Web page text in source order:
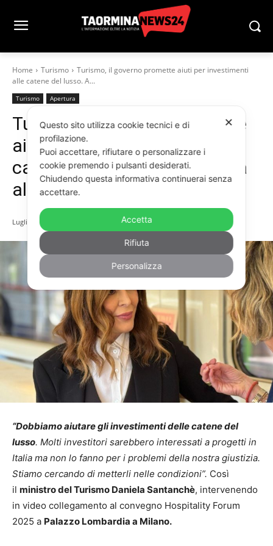
Home Turismo
Turismo, il governo promette aiuti per investimenti
alle catene del lusso. A...
Turismo Apertura
Turismo, il governo promette
aiuti per investimenti alle
catene del lusso. A Taormina
altri big in arrivo
Luglio 10, 2025
“Dobbiamo aiutare gli investimenti delle catene del
lusso. Molti investitori sarebbero interessati a progetti in
Italia ma non lo fanno per i problemi della nostra giustizia.
Stiamo cercando di metterli nelle condizioni”. Così
il ministro del Turismo Daniela Santanchè, intervenendo
in video collegamento al convegno Hospitality Forum
2025 a Palazzo Lombardia a Milano.
✕
Questo sito utilizza cookie tecnici e di
profilazione.
Puoi accettare, rifiutare o personalizzare i
cookie premendo i pulsanti desiderati.
Chiudendo questa informativa continuerai senza
accettare.
Accetta
Rifiuta
Personalizza